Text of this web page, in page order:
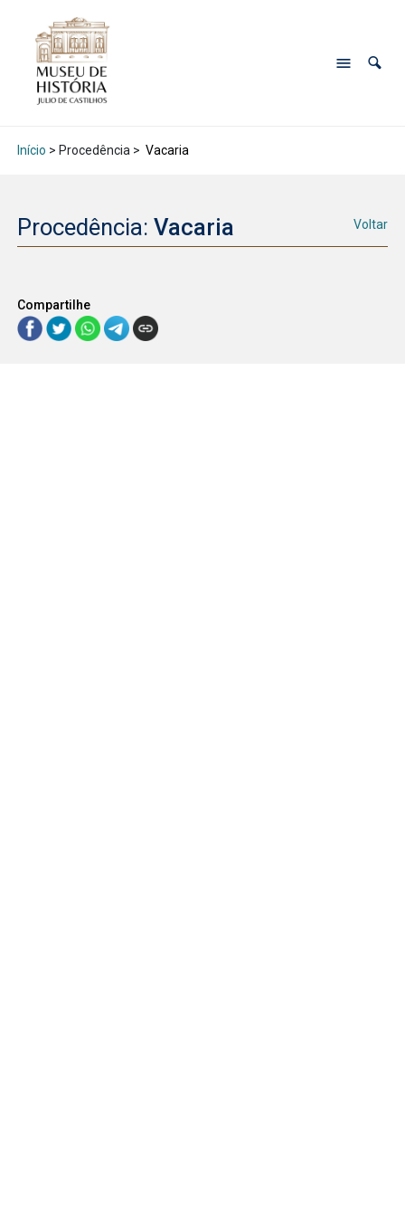
Início > Procedência > Vacaria
Procedência: Vacaria Voltar
Compartilhe